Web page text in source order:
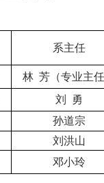
系主任
林 芳（专业主
刘
勇
孙道宗
刘洪山
邓小玲